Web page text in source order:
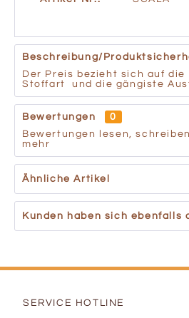
Beschreibung/
Der Preis bezieht sich auf
Stoffart und die gängiste
Bewertungen
0
Bewertungen lesen,
mehr
Ähnliche Artikel
Kunden haben sich ebenfalls
SERVICE HOTLINE